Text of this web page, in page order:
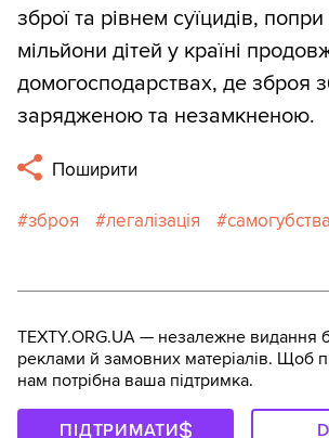
зброї та рівнем суїцидів,
мільйони дітей у країні
домогосподарствах, де зброя
зарядженою та незамкненою.
Поширити
зброя легалізація самогубства
TEXTY.ORG.UA — незалежне видання
реклами й замовних матеріалів. Щоб
нам потрібна ваша підтримка.
ПІДТРИМАТИ